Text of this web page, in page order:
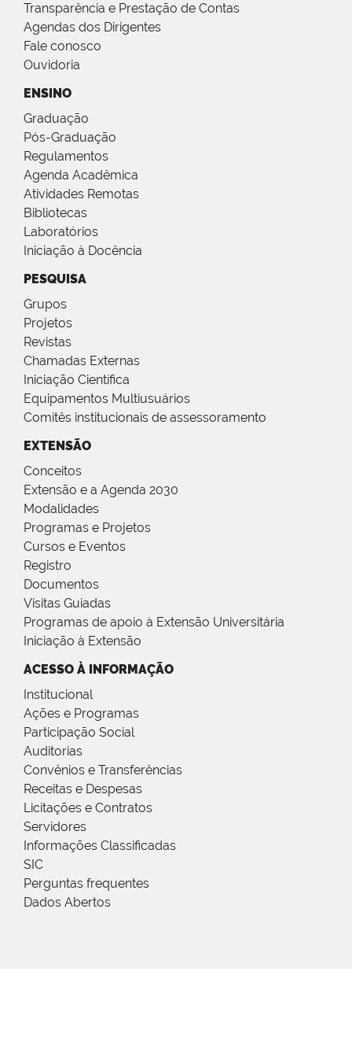
Transparência e Prestação de Contas
Agendas dos Dirigentes
Fale conosco
Ouvidoria
ENSINO
Graduação
Pós-Graduação
Regulamentos
Agenda Acadêmica
Atividades Remotas
Bibliotecas
Laboratórios
Iniciação à Docência
PESQUISA
Grupos
Projetos
Revistas
Chamadas Externas
Iniciação Científica
Equipamentos Multiusuários
Comitês institucionais de assessoramento
EXTENSÃO
Conceitos
Extensão e a Agenda 2030
Modalidades
Programas e Projetos
Cursos e Eventos
Registro
Documentos
Visitas Guiadas
Programas de apoio à Extensão Universitária
Iniciação à Extensão
ACESSO À INFORMAÇÃO
Institucional
Ações e Programas
Participação Social
Auditorias
Convênios e Transferências
Receitas e Despesas
Licitações e Contratos
Servidores
Informações Classificadas
SIC
Perguntas frequentes
Dados Abertos